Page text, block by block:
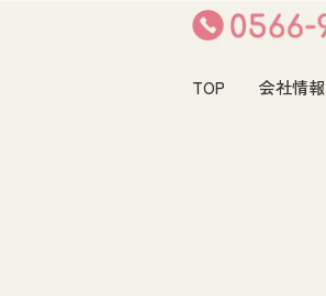
TOP 会社情報